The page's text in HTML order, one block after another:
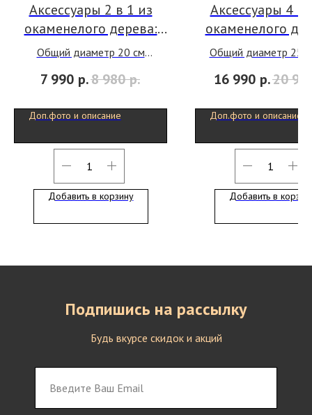
Аксессуары 2 в 1 из
окаменелого дерева:
стакан и блюдце
Общий диаметр 20 см
Цвет подбирается под
7 990 р.8 980 р.
Доп.фото и описание
Добавить в корзину
Аксессуары 4 в
окаменелого
дозатор,
Общий диаметр 25-
Цвет
16 990 р.20
Доп.фото и описание
Добавить в
Подпишись на рассылку
Будь вкурсе скидок и акций